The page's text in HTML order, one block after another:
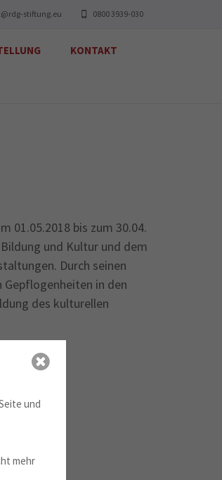
stiftung.eu 0800 3939-030
KONTAKT
01.05.2018 bis zum 30.04.
und Kultur und dem
Durch seinen
in den
des kulturellen
und
mehr